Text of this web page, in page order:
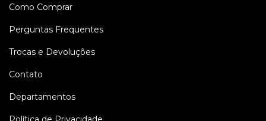
Como Comprar
Perguntas Frequentes
Trocas e Devoluções
Contato
Departamentos